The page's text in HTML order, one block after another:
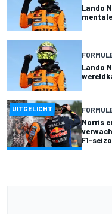
Lando
Lando
UITGELICHT
Norris
F1-